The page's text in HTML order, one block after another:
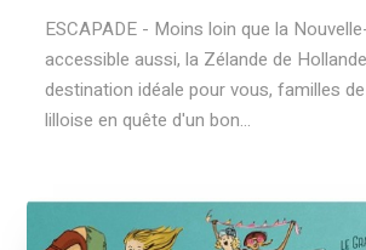
ESCAPADE - Moins loin que la
accessible aussi, la Zélande de
destination idéale pour vous, familles
lilloise en quête d'un bon...